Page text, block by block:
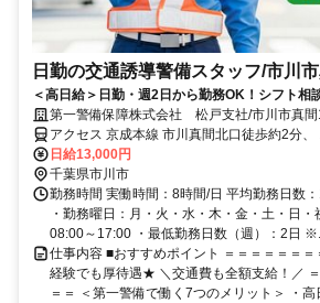
日勤の交通誘導警備スタッフ/市川
＜高日給＞日勤・週2日から勤務OK！シフト相
未経験歓迎★
第一警備保障株式会社 松戸支社/市川市真間
アクセス 京成本線 市川真間北口徒歩約2分
徒歩約11分、京成本線 菅野南口徒歩約11分
額支給＊
日給13,000円
千葉県市川市
勤務時間 実働時間：8時間/日 平均勤務日数
・勤務曜日：月・火・水・木・金・土・日・
08:00～17:00 ・最低勤務日数（週）：2日
仕事内容 ■おすすめポイント ＝＝＝＝＝＝
経験でも厚待遇★ ＼交通費も全額支給！／
＝＝ ＜第一警備で働く7つのメリット＞ ・